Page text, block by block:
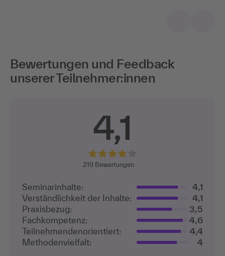
Bewertungen und Feedback
unserer Teilnehmer:innen
4,1
219 Bewertungen
Seminarinhalte:
4,1
Verständlichkeit der Inhalte:
4,1
Praxisbezug:
3,5
Fachkompetenz:
4,6
Teilnehmenden­orientiert:
4,4
Methodenvielfalt:
4